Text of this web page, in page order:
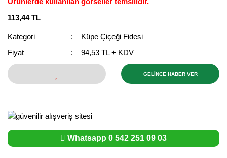
113,44 TL
Kategori
Küpe Çiçeği Fidesi
Fiyat
94,53 TL + KDV
GELİNCE HABER VER
Whatsapp 0 542 251 09 03